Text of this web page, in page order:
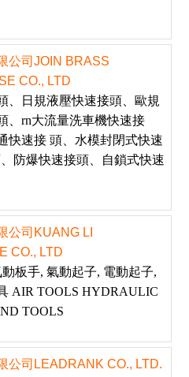
公司JOIN BRASS
CO., LTD
、日規液壓快速接頭、歐規
、rn大流量洗車機快速接
快速接 頭、水模封閉式快速
防爆快速接頭、自鎖式快速
公司KUANG LI
CO., LTD
板手, 氣動起子, 電動起子,
AIR TOOLS HYDRAULIC
TOOLS
公司LEADRANK CO., LTD.